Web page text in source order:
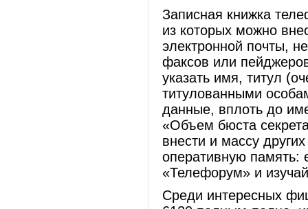
Записная книжка
из которых можно
электронной почты,
факсов или
указать имя, титул
титулованными
данные, вплоть до
«Объем бюста
внести и массу
оперативную память:
«Телефорум» и
Среди интересных